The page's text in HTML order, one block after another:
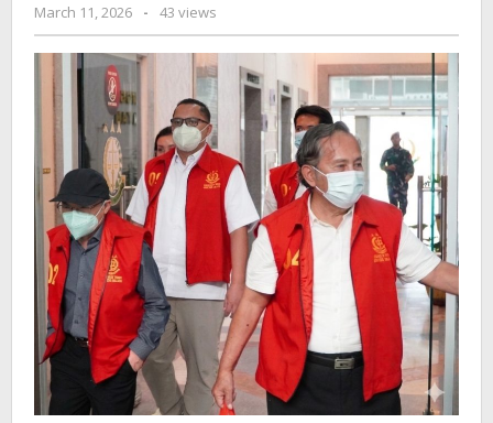
SAL
Bergulir,
Enam
Tersangka
Ditahan
March 11, 2026
by
Budiyanto
- 43 views